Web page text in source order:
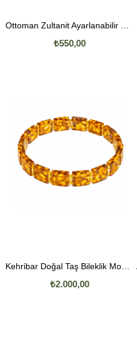
₺550,00
Kehribar Doğal Taş Bileklik Model 2 (Dikdörtgen Kesim)
₺2.000,00